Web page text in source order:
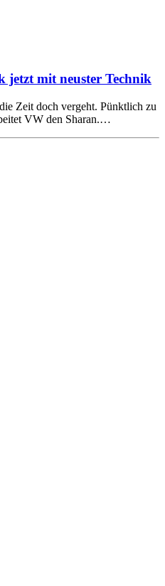
jetzt mit neuster Technik
Zeit doch vergeht. Pünktlich zu
VW den Sharan.…